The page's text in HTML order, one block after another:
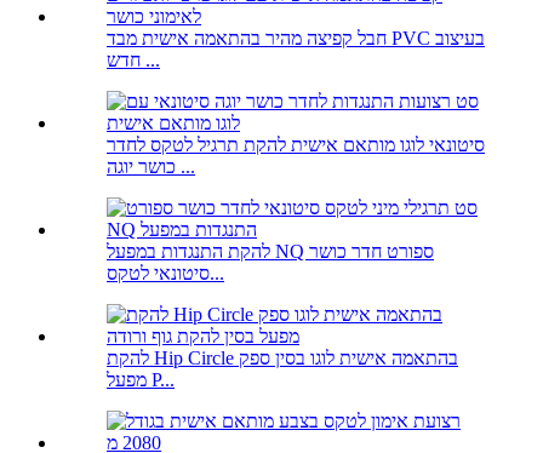
חבל קפיצה מהיר בהתאמה אישית מבד PVC בעיצוב
חדש ...
סיטונאי לוגו מותאם אישית להקת תרגיל לטקס לחדר
כושר יוגה ...
להקת התנגדות במפעל NQ ספורט חדר כושר
סיטונאי לטקס...
להקת Hip Circle בהתאמה אישית לוגו בסין ספק
מפעל P...